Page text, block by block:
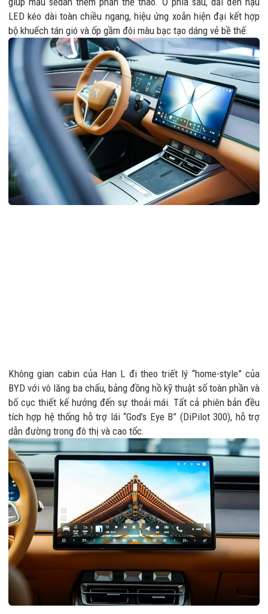
LED kéo dài toàn chiều ngang, hiệu ứng xoắn hiện đại kết hợp
bộ khuếch tán gió và ốp gầm đôi màu bạc tạo dáng vẻ bề thế.
Không gian cabin của Han L đi theo triết lý “home-style” của
BYD với vô lăng ba chấu, bảng đồng hồ kỹ thuật số toàn phần và
bố cục thiết kế hướng đến sự thoải mái. Tất cả phiên bản đều
tích hợp hệ thống hỗ trợ lái “God’s Eye B” (DiPilot 300), hỗ trợ
dẫn đường trong đô thị và cao tốc.